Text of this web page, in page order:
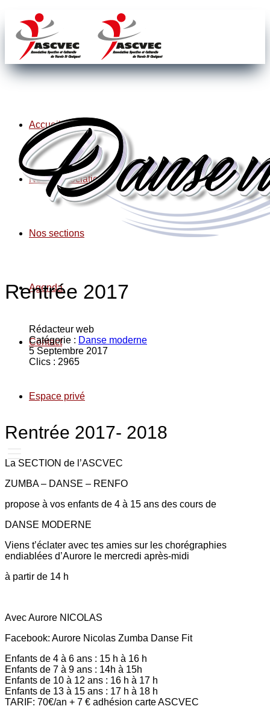
Accueil
Notre association
Nos sections
Agenda
Contact
Espace privé
Rentrée 2017
Rédacteur web
Catégorie : Danse moderne
5 Septembre 2017
Clics : 2965
Rentrée 2017- 2018
La SECTION de l’ASCVEC
ZUMBA – DANSE – RENFO
propose à vos enfants de 4 à 15 ans des cours de
DANSE MODERNE
Viens t’éclater avec tes amies sur les chorégraphies
endiablées d’Aurore le mercredi après-midi
à partir de 14 h
Avec Aurore NICOLAS
Facebook: Aurore Nicolas Zumba Danse Fit
Enfants de 4 à 6 ans : 15 h à 16 h
Enfants de 7 à 9 ans : 14h à 15h
Enfants de 10 à 12 ans : 16 h à 17 h
Enfants de 13 à 15 ans : 17 h à 18 h
TARIF: 70€/an + 7 € adhésion carte ASCVEC